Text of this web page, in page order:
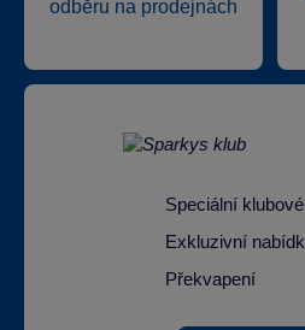
odběru na prodejnách
Speciální
Exkluzivní
Překvapení